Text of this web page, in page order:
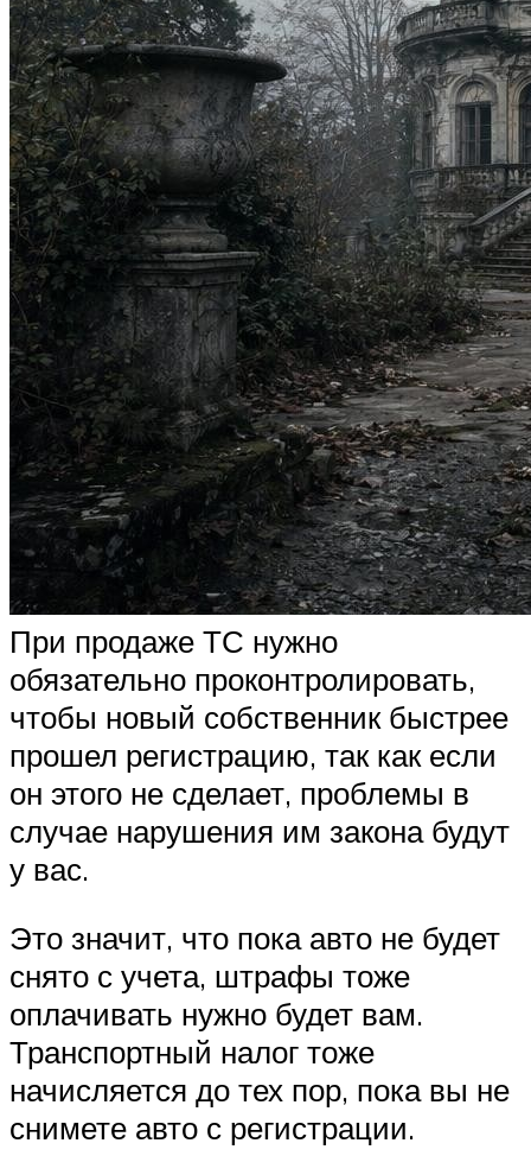
При продаже ТС нужно
обязательно проконтролировать,
чтобы новый собственник быстрее
прошел регистрацию, так как если
он этого не сделает, проблемы в
случае нарушения им закона будут
у вас.
Это значит, что пока авто не будет
снято с учета, штрафы тоже
оплачивать нужно будет вам.
Транспортный налог тоже
начисляется до тех пор, пока вы не
снимете авто с регистрации.